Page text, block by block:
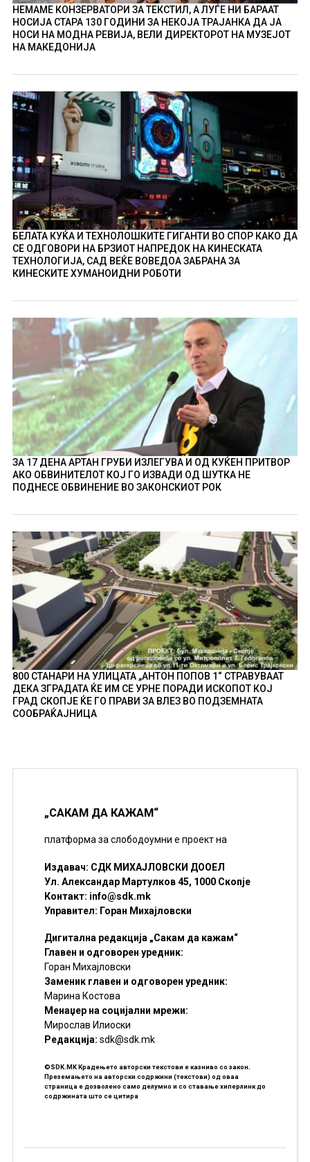
НЕМАМЕ КОНЗЕРВАТОРИ ЗА ТЕКСТИЛ, А ЛУЃЕ НИ БАРААТ
НОСИЈА СТАРА 130 ГОДИНИ ЗА НЕКОЈА ТРАЈАНКА ДА ЈА
НОСИ НА МОДНА РЕВИЈА, ВЕЛИ ДИРЕКТОРОТ НА МУЗЕЈОТ
НА МАКЕДОНИЈА
БЕЛАТА КУЌА И ТЕХНОЛОШКИТЕ ГИГАНТИ ВО СПОР КАКО ДА
СЕ ОДГОВОРИ НА БРЗИОТ НАПРЕДОК НА КИНЕСКАТА
ТЕХНОЛОГИЈА, САД ВЕЌЕ ВОВЕДОА ЗАБРАНА ЗА
КИНЕСКИТЕ ХУМАНОИДНИ РОБОТИ
ЗА 17 ДЕНА АРТАН ГРУБИ ИЗЛЕГУВА И ОД КУЌЕН ПРИТВОР
АКО ОБВИНИТЕЛОТ КОЈ ГО ИЗВАДИ ОД ШУТКА НЕ
ПОДНЕСЕ ОБВИНЕНИЕ ВО ЗАКОНСКИОТ РОК
800 СТАНАРИ НА УЛИЦАТА „АНТОН ПОПОВ 1“ СТРАВУВААТ
ДЕКА ЗГРАДАТА ЌЕ ИМ СЕ УРНЕ ПОРАДИ ИСКОПОТ КОЈ
ГРАД СКОПЈЕ ЌЕ ГО ПРАВИ ЗА ВЛЕЗ ВО ПОДЗЕМНАТА
СООБРАЌАЈНИЦА
„САКАМ ДА КАЖАМ“
платформа за слободоумни е проект на
Издавач: СДК МИХАЈЛОВСКИ ДООЕЛ
Ул. Александар Мартулков 45, 1000 Скопје
Контакт: info@sdk.mk
Управител: Горан Михајловски
Дигитална редакција „Сакам да кажам“
Главен и одговорен уредник:
Горан Михајловски
Заменик главен и одговорен уредник:
Марина Костова
Менаџер на социјални мрежи:
Мирослав Илиоски
Редакцијa: sdk@sdk.mk
©SDK.MK Крадењето авторски текстови е казниво со закон.
Преземањето на авторски содржини (текстови) од оваа
страница е дозволено само делумно и со ставање хиперлинк до
содржината што се цитира